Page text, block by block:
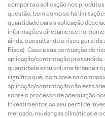
comporta a aplicação nos
questão, bem como se há
quantidade para a aplicação
informações diretamente no
ainda, consultando o risco geral
Risco). Caso a sua pontuação de
aplicação/contratação pretendida,
quantidade e/ou volume
significa que, com base na
aplicação/contratação não está
sobre o processo de adequação
Investimentos ao seu perfil de
mercado, mudanças climáticas e